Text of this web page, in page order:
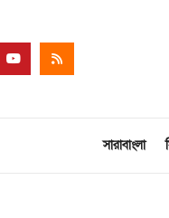
সারাবাংলা